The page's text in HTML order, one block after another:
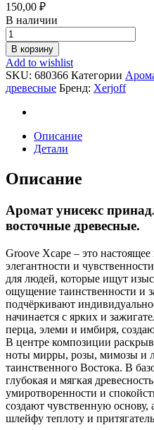
150,00 ₽
В наличии
Xerjoff
Groove
Xcape
quantity
В корзину
Add to wishlist
SKU: 680366 Категории
древесные Бренд: Xerjoff
Описание
Детали
Описание
Аромат унисекс
восточные древесные.
Groove Xcape – это
элегантности и
для людей, которые ищут
ощущение таинственности и
подчёркивают
начинается с ярких и
перца, элеми и имбиря,
В центре композиции
ноты мирры, розы, мимозы и
таинственного Востока. В
глубокая и мягкая
умиротворенности и
создают чувственную
шлейфу теплоту и